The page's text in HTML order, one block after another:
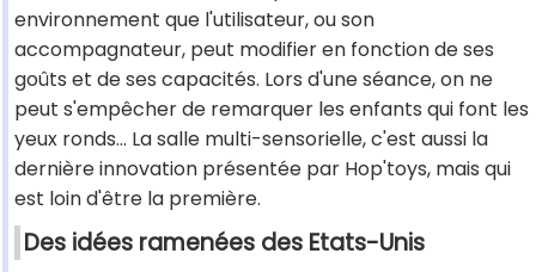
environnement que l'utilisateur, ou son
accompagnateur, peut modifier en fonction de ses
goûts et de ses capacités. Lors d'une séance, on ne
peut s'empêcher de remarquer les enfants qui font les
yeux ronds... La salle multi-sensorielle, c'est aussi la
dernière innovation présentée par Hop'toys, mais qui
est loin d'être la première.
Des idées ramenées des Etats-Unis